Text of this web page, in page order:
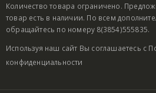
Количество товара ограничено.
товар есть в наличии. По всем
обращайтесь по номеру 8(3854)555835.
Используя наш сайт Вы соглашаетесь с
конфиденциальности